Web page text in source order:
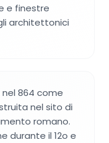
e finestre
architettonici
864 come
nel sito di
romano.
durante il 12o e